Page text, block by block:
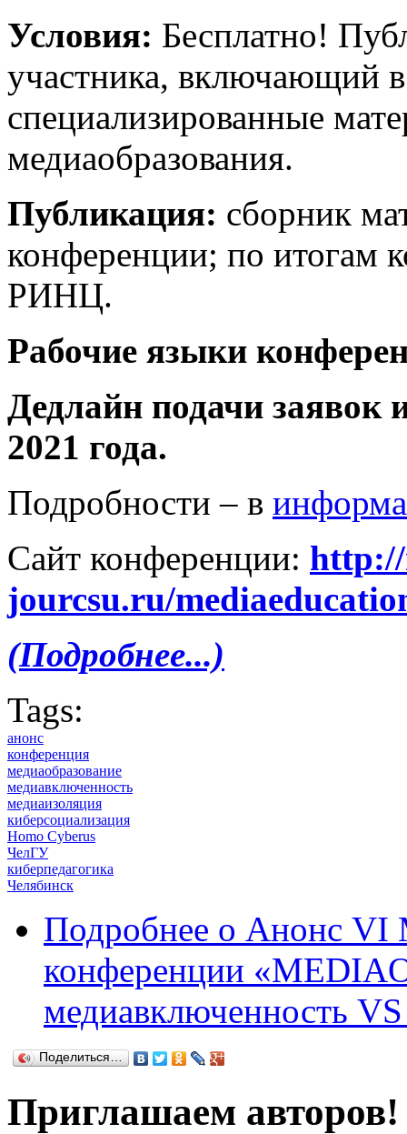
Условия: Бесплатно!
участника, включающий
специализированные
медиаобразования.
Публикация: сборник
конференции; по
РИНЦ.
Рабочие языки
Дедлайн подачи заявок
2021 года.
Подробности – в
Сайт конференции:
jourcsu.ru/
(Подробнее...)
Tags:
анонс
конференция
медиаобразование
медиавключенность
медиаизоляция
киберсоциализация
Homo Cyberus
ЧелГУ
киберпедагогика
Челябинск
Подробнее о Анонс VI
конференции
медиавключенность
Поделиться…
Приглашаем авторов!